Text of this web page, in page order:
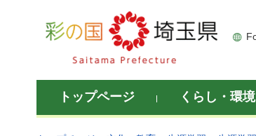
彩の国 埼玉県
トップページ くらし・環境